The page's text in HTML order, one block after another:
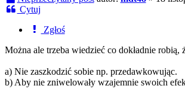
Cytuj
Zgłoś
Można ale trzeba wiedzieć co dokładnie robią,
a) Nie zaszkodzić sobie np. przedawkowując.
b) Aby nie zniwelowały wzajemnie swoich